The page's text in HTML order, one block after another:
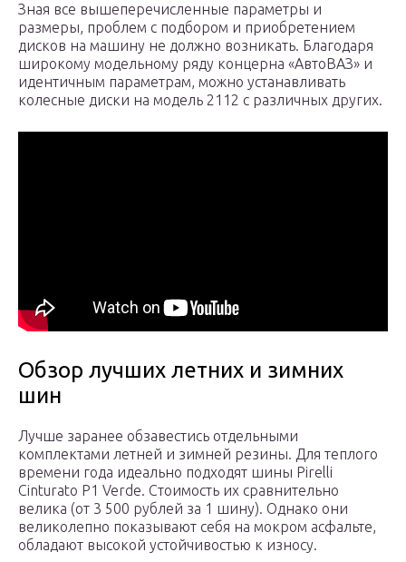
Зная все вышеперечисленные параметры и
размеры, проблем с подбором и приобретением
дисков на машину не должно возникать. Благодаря
широкому модельному ряду концерна «АвтоВАЗ» и
идентичным параметрам, можно устанавливать
колесные диски на модель 2112 с различных других.
Обзор лучших летних и зимних
шин
Лучше заранее обзавестись отдельными
комплектами летней и зимней резины. Для теплого
времени года идеально подходят шины Pirelli
Cinturato P1 Verde. Стоимость их сравнительно
велика (от 3 500 рублей за 1 шину). Однако они
великолепно показывают себя на мокром асфальте,
обладают высокой устойчивостью к износу.